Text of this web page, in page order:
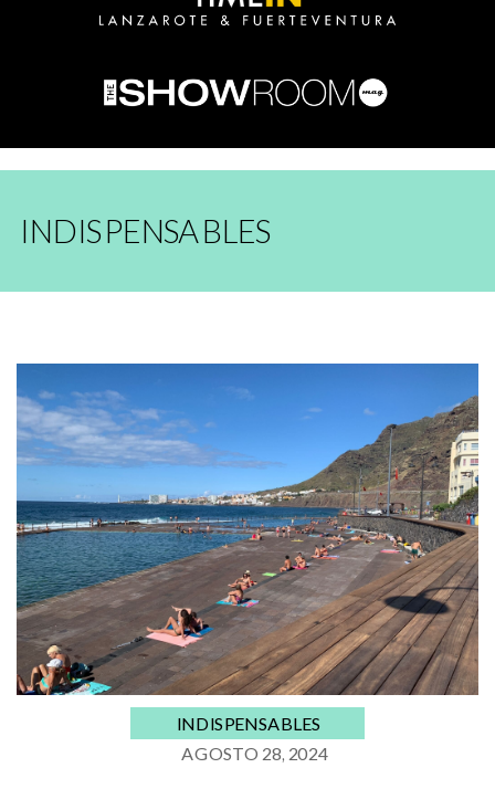
INDISPENSABLES
INDISPENSABLES
AGOSTO 28, 2024